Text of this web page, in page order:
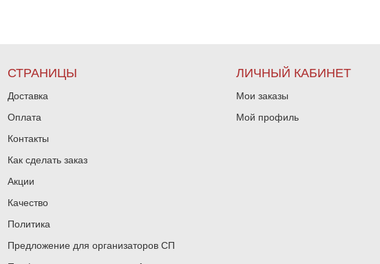
СТРАНИЦЫ
Доставка
Оплата
Контакты
Как сделать заказ
Акции
Качество
Политика
Предложение для организаторов СП
ЛИЧНЫЙ КАБИНЕТ
Мои заказы
Мой профиль